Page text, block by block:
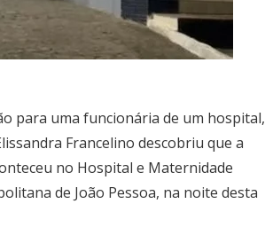
para uma funcionária de um hospital,
Francelino descobriu que a
no Hospital e Maternidade
de João Pessoa, na noite desta